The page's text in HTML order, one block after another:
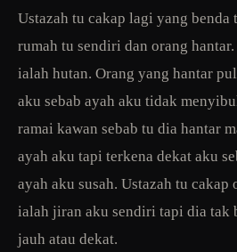
Ustazah tu cakap lagi yang benda
rumah tu sendiri dan orang
ialah hutan. Orang yang hantar
aku sebab ayah aku tidak
ramai kawan sebab tu dia hantar
ayah aku tapi terkena dekat aku
ayah aku susah. Ustazah tu cakap
ialah jiran aku sendiri tapi dia tak
jauh atau dekat.